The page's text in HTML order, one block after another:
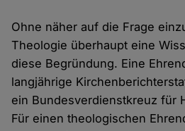
Ohne näher auf die Frage
Theologie überhaupt eine
diese Begründung. Eine
langjährige
ein Bundesverdienstkreuz für
Für einen theologischen